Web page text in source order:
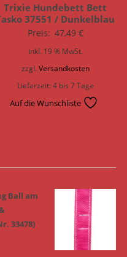
Trixie Hundebett Bett
37551 / Dunkelblau
Preis: 47,49 €
inkl. 19 % MwSt.
zzgl. Versandkosten
Lieferzeit:4 bis 7 Tage
Auf die Wunschliste
Ball am
33478)